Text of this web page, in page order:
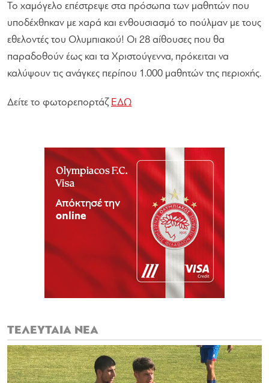
Το χαμόγελο επέστρεψε στα πρόσωπα των μαθητών που
υποδέχθηκαν με χαρά και ενθουσιασμό το πούλμαν με τους
εθελοντές του Ολυμπιακού! Οι 28 αίθουσες που θα
παραδοθούν έως και τα Χριστούγεννα, πρόκειται να
καλύψουν τις ανάγκες περίπου 1.000 μαθητών της περιοχής.
Δείτε το φωτορεπορτάζ ΕΔΩ
ΤΕΛΕΥΤΑΙΑ ΝΕΑ